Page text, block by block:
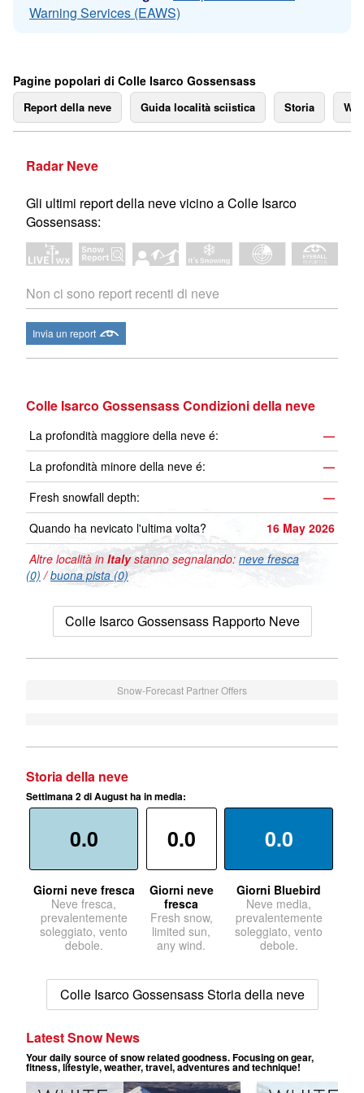
Warning Services (EAWS)
Pagine popolari di Colle Isarco Gossensass
Report della neve Guida località sciistica Storia
Radar Neve
Gli ultimi report della neve vicino a Colle Isarco
Gossensass:
Non ci sono report recenti di neve
Invia un report
Colle Isarco Gossensass Condizioni della neve
La profondità maggiore della neve é:
—
La profondità minore della neve é:
—
Fresh snowfall depth:
—
Quando ha nevicato l'ultima volta?
16 May 2026
Altre località in Italystanno segnalando: neve fresca
(0) /buona pista (0)
Colle Isarco Gossensass Rapporto Neve
Snow-Forecast Partner Offers
Storia della neve
Settimana 2 di August ha in media:
0.0
Giorni neve fresca
Neve fresca,
prevalentemente
soleggiato, vento
debole.
0.0
Giorni neve
fresca
Fresh snow,
limited sun,
any wind.
0.0
Giorni Bluebird
Neve media,
prevalentemente
soleggiato, vento
debole.
Colle Isarco Gossensass Storia della neve